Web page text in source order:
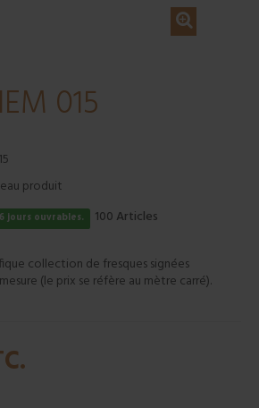
015
produit
jours ouvrables. 100 Articles
collection de fresques signées
(le prix se réfère au mètre carré).